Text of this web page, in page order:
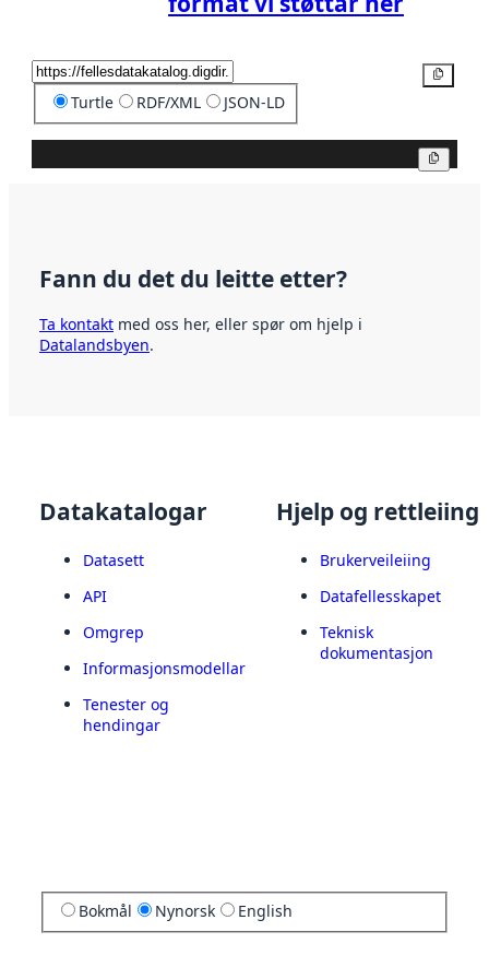
Turtle RDF/XML JSON-LD
Fann du det du leitte etter?
Ta kontakt med oss her, eller spør om hjelp i
Datalandsbyen.
Datakatalogar
Datasett
API
Omgrep
Informasjonsmodellar
Tenester og
hendingar
Hjelp og rettleiing
Brukerveileiing
Datafellesskapet
Teknisk
dokumentasjon
Bokmål Nynorsk English